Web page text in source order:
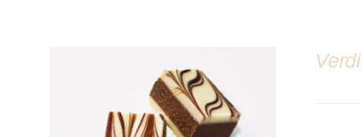
Verdi